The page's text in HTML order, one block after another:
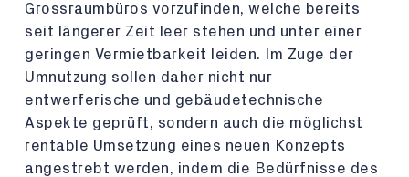
Grossraumbüros vorzufinden, welche bereits
seit längerer Zeit leer stehen und unter einer
geringen Vermietbarkeit leiden. Im Zuge der
Umnutzung sollen daher nicht nur
entwerferische und gebäudetechnische
Aspekte geprüft, sondern auch die möglichst
rentable Umsetzung eines neuen Konzepts
angestrebt werden, indem die Bedürfnisse des